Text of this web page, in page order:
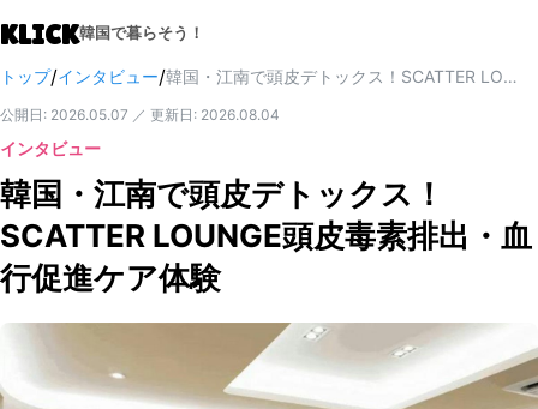
KLICK韓国で暮らそう！
トップ/インタビュー/ 韓国・江南で頭皮デトックス！SCATTER LOUNGE頭皮毒素排出・血行促進ケア体験
公開日 : 2026.05.07 ／ 更新日 : 2026.08.04
インタビュー
韓国・江南で頭皮デトックス！
SCATTER LOUNGE頭皮毒素排出・血
行促進ケア体験